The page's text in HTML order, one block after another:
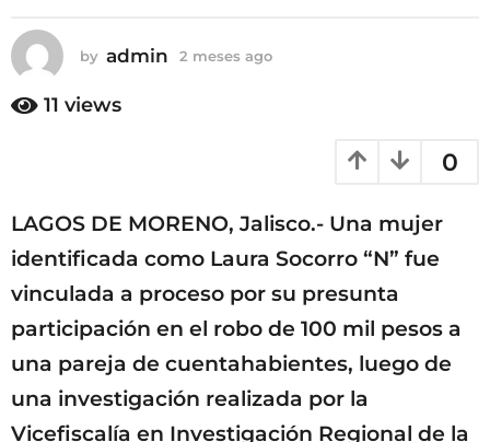
o
by admin 2 meses ago
o
11 views
0
LAGOS DE MORENO, Jalisco.- Una mujer
identificada como Laura Socorro “N” fue
vinculada a proceso por su presunta
participación en el robo de 100 mil pesos a
una pareja de cuentahabientes, luego de
una investigación realizada por la
Vicefiscalía en Investigación Regional de la